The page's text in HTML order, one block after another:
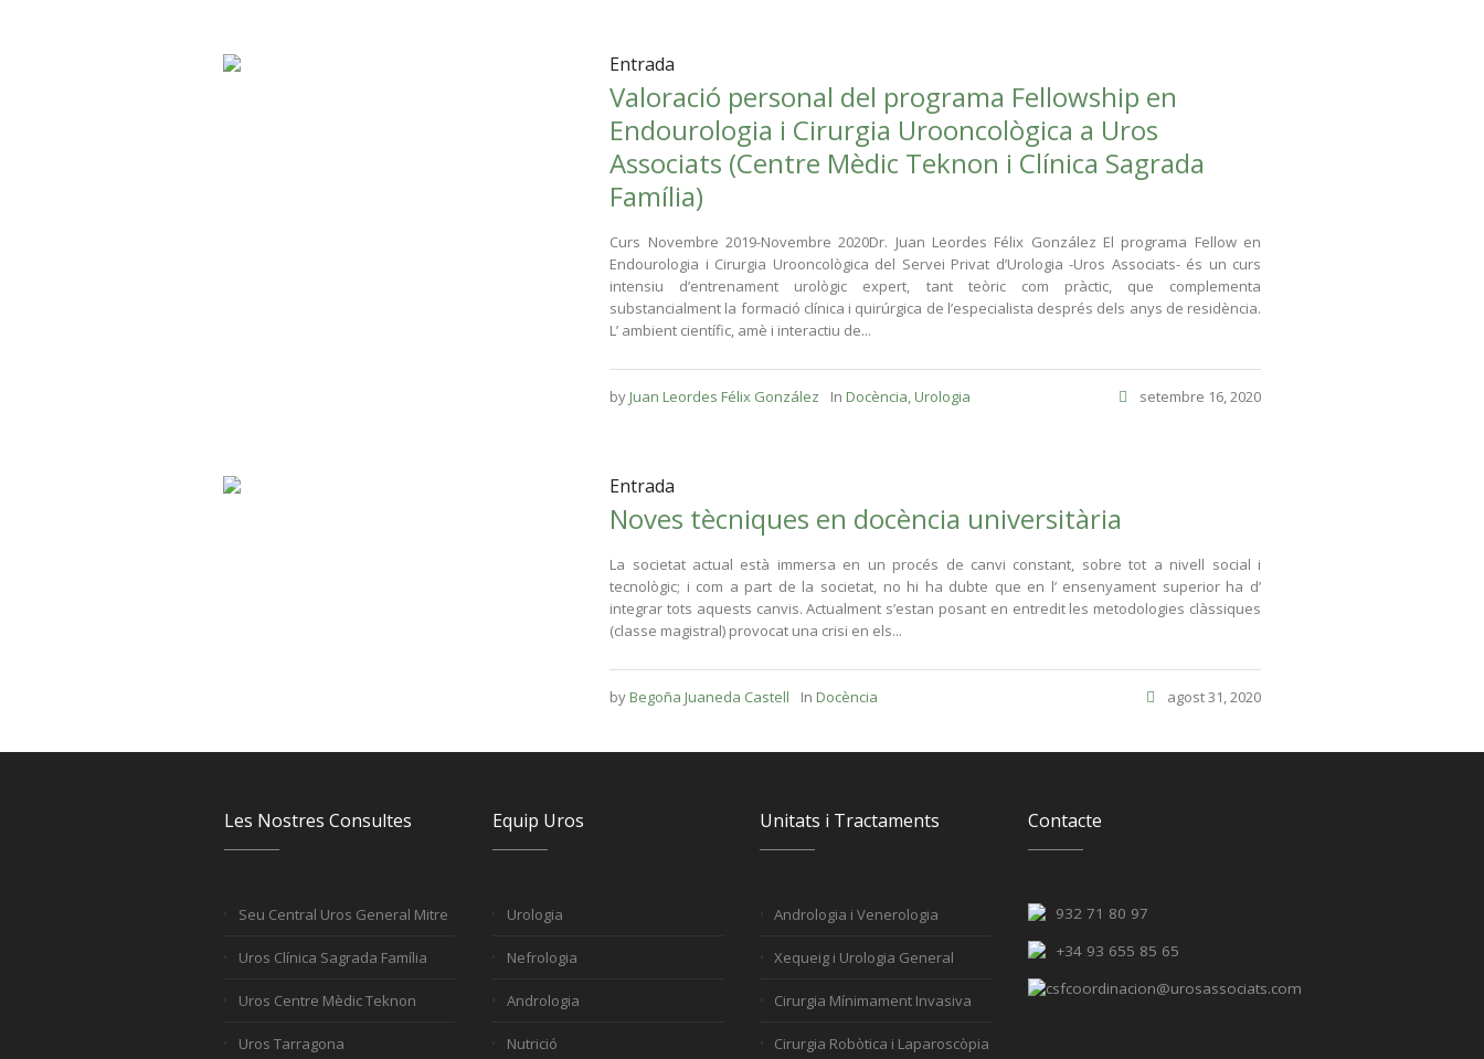
Entrada
Valoració personal del programa Fellowship en
Endourologia i Cirurgia Urooncològica a Uros
Associats (Centre Mèdic Teknon i Clínica Sagrada
Família)
Curs Novembre 2019-Novembre 2020Dr. Juan Leordes Félix González El programa Fellow en
Endourologia i Cirurgia Urooncològica del Servei Privat d’Urologia -Uros Associats- és un curs
intensiu d’entrenament urològic expert, tant teòric com pràctic, que complementa
substancialment la formació clínica i quirúrgica de l’especialista després dels anys de residència.
L’ ambient científic, amè i interactiu de...
setembre 16, 2020
by Juan Leordes Félix González In Docència, Urologia
Entrada
Noves tècniques en docència universitària
La societat actual està immersa en un procés de canvi constant, sobre tot a nivell social i
tecnològic; i com a part de la societat, no hi ha dubte que en l’ ensenyament superior ha d’
integrar tots aquests canvis. Actualment s’estan posant en entredit les metodologies clàssiques
(classe magistral) provocat una crisi en els...
agost 31, 2020
by Begoña Juaneda Castell In Docència
Les Nostres Consultes
Seu Central Uros General Mitre
Uros Clínica Sagrada Família
Uros Centre Mèdic Teknon
Uros Tarragona
Equip Uros
Urologia
Nefrologia
Andrologia
Nutrició
Unitats i Tractaments
Andrologia i Venerologia
Xequeig i Urologia General
Cirurgia Mínimament Invasiva
Cirurgia Robòtica i Laparoscòpia
Contacte
932 71 80 97
+34 93 655 85 65
csfcoordinacion@urosassociats.com